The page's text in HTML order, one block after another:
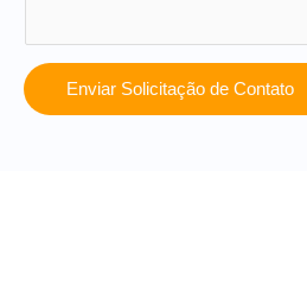
Enviar Solicitação de Contato